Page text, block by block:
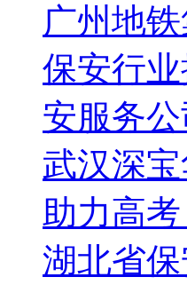
广州地
保安行
安服务
武汉深
助力高
湖北省